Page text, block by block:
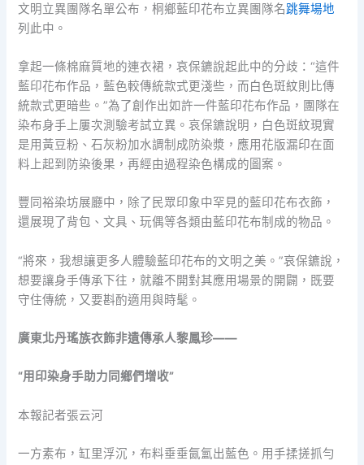
文明立異團隊名單公布，桐鄉藍印花布立異團隊名跳舞場地
列此中。
拿起一條棉麻質地的連衣裙，哀保鑣說起此中的分歧：“這件
藍印花布作品，藍色較傳統款式更淺些，而白色斑紋則比傳
統款式更暗些。”為了創作出如許一件藍印花布作品，團隊在
染布身手上屢次測驗考試立異。哀保鑣說明，白色斑紋現實
是用黃豆粉、石灰粉加水調制成防染漿，應用花版漏印在面
料上起到防染後果，再經由過程染色構成的圖案。
豐同裕染坊展廳中，除了民眾印象中罕見的藍印花布衣飾，
還展現了背包、文具、玩偶等各類由藍印花布制成的物品。
“將來，我想讓更多人體驗藍印花布的文明之美。”哀保鑣說，
想要讓身手傳承下往，就離不開對其應用場景的開闢，既要
守住傳統，又要斟酌適用與時髦。
廣東北丹瑤族衣飾非遺傳承人黎鳳珍——
“用印染身手助力同鄉們增收”
本報記者張云河
一方素布，缸里浮沉，布料垂垂氤氳出藍色。用手揉搓抓勻